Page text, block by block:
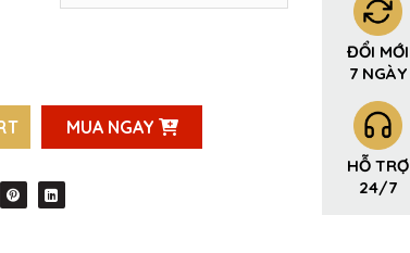
2 vòng bi 127x76x3mm 5*3*3.0-2BB quantity
MUA NGAY
ĐỔI MỚI
7 NGÀY
HỖ TRỢ
24/7